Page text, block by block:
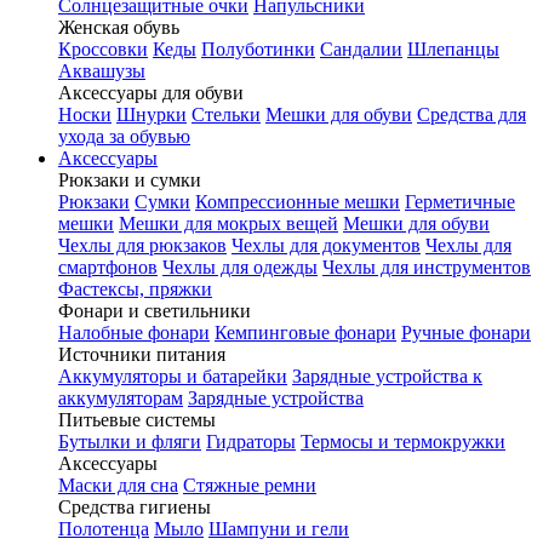
Солнцезащитные очки Напульсники
Женская обувь
Кроссовки Кеды Полуботинки Сандалии Шлепанцы
Аквашузы
Аксессуары для обуви
Носки Шнурки Стельки Мешки для обуви Средства для
ухода за обувью
Аксессуары
Рюкзаки и сумки
Рюкзаки Сумки Компрессионные мешки Герметичные
мешки Мешки для мокрых вещей Мешки для обуви
Чехлы для рюкзаков Чехлы для документов Чехлы для
смартфонов Чехлы для одежды Чехлы для инструментов
Фастексы, пряжки
Фонари и светильники
Налобные фонари Кемпинговые фонари Ручные фонари
Источники питания
Аккумуляторы и батарейки Зарядные устройства к
аккумуляторам Зарядные устройства
Питьевые системы
Бутылки и фляги Гидраторы Термосы и термокружки
Аксессуары
Маски для сна Стяжные ремни
Средства гигиены
Полотенца Мыло Шампуни и гели